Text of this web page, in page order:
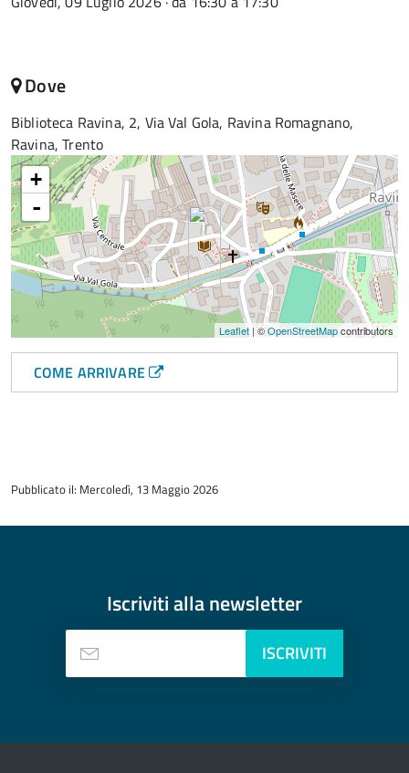
Dove
Biblioteca Ravina, 2, Via Val Gola, Ravina Romagnano,
Ravina, Trento
+
-
Leaflet | ©OpenStreetMapcontributors
COME ARRIVARE
del
Pubblicato il: Mercoledì, 13 Maggio 2026
Iscriviti allanewsletter
ISCRIVITI